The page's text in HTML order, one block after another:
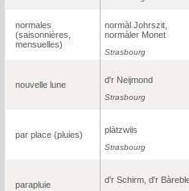
normales
(saisonnières,
mensuelles)
normàl Johrszit,
normàler Monet
Strasbourg
nouvelle lune d'r Neijmond
Strasbourg
par place (pluies) plàtzwiis
Strasbourg
parapluie d'r Schirm, d'r